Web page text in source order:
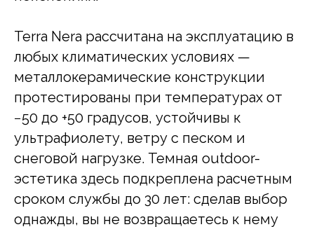
Terra Nera рассчитана на эксплуатацию в
любых климатических условиях —
металлокерамические конструкции
протестированы при температурах от
−50 до +50 градусов, устойчивы к
ультрафиолету, ветру с песком и
снеговой нагрузке. Темная outdoor-
эстетика здесь подкреплена расчетным
сроком службы до 30 лет: сделав выбор
однажды, вы не возвращаетесь к нему